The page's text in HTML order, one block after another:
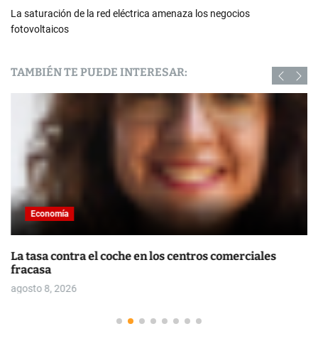
La saturación de la red eléctrica amenaza los negocios
fotovoltaicos
TAMBIÉN TE PUEDE INTERESAR:
Economía
La tasa contra el coche en los centros comerciales
fracasa
agosto 8, 2026